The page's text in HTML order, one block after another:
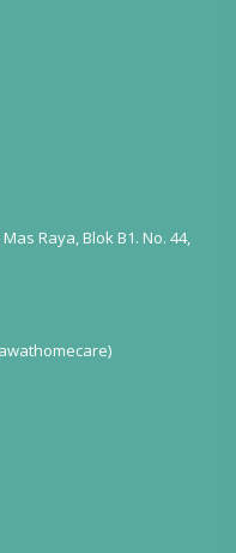
Raya, Blok B1. No. 44,